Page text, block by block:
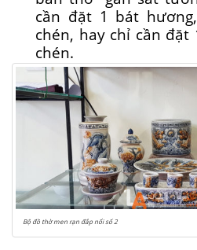
cần đặt 1 bát
chén, hay chỉ cần
chén.
Bộ đồ thờ men rạn đắp nổi số 2